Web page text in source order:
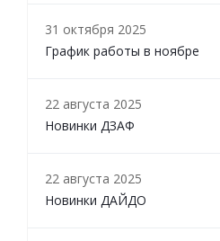
31 октября 2025
График работы в ноябре
22 августа 2025
Новинки ДЗАФ
22 августа 2025
Новинки ДАЙДО